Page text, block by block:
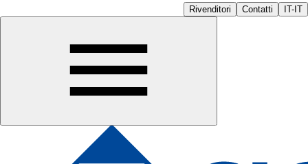
Rivenditori Contatti IT-IT